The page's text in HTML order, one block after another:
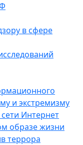
в сфере
и экстремизму
Интернет
образе жизни
террора